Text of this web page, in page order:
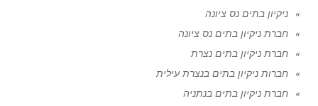
ניקיון בתים נס ציונה
חברת ניקיון בתים נס ציונה
חברת ניקיון בתים נצרת
חברות ניקיון בתים בנצרת עילית
חברת ניקיון בתים בנתניה